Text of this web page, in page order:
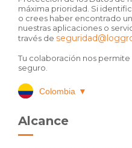
máxima prioridad. Si
o crees haber encontrado
nuestras aplicaciones o
través de
Tu colaboración nos
seguro.
Colombia ▼
Alcance